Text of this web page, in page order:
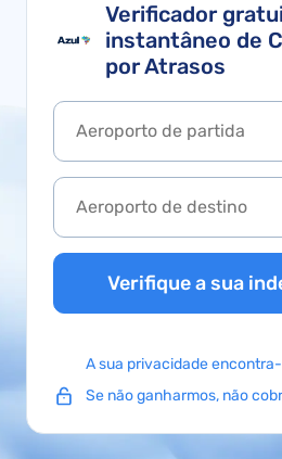
Verificador
instantâneo de
por Atrasos
Verifique a sua
A sua privacidade
Se não ganharmos, não